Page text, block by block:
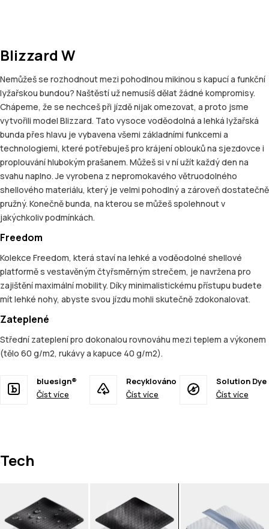
Blizzard W
Nemůžeš se rozhodnout mezi pohodlnou mikinou s kapucí a funkční
lyžařskou bundou? Naštěstí už nemusíš dělat žádné kompromisy.
Chápeme, že se nechceš při jízdě nijak omezovat, a proto jsme
vytvořili model Blizzard. Tato vysoce voděodolná a lehká lyžařská
bunda přes hlavu je vybavena všemi základními funkcemi a
technologiemi, které potřebuješ pro krájení oblouků na sjezdovce i
proplouvání hlubokým prašanem. Můžeš si v ní užít každý den na
svahu naplno. Je vyrobena z nepromokavého větruodolného
shellového materiálu, který je velmi pohodlný a zároveň dostatečně
pružný. Konečně bunda, na kterou se můžeš spolehnout v
jakýchkoliv podmínkách.
Freedom
Kolekce Freedom, která staví na lehké a voděodolné shellové
platformě s vestavěným čtyřsměrným strečem, je navržena pro
zajištění maximální mobility. Díky minimalistickému přístupu budete
mít lehké nohy, abyste svou jízdu mohli skutečně zdokonalovat.
Zateplené
Střední zateplení pro dokonalou rovnováhu mezi teplem a výkonem
(tělo 60 g/m2, rukávy a kapuce 40 g/m2).
bluesign®
Číst více
Recyklováno
Číst více
Solution Dye
Číst více
Tech